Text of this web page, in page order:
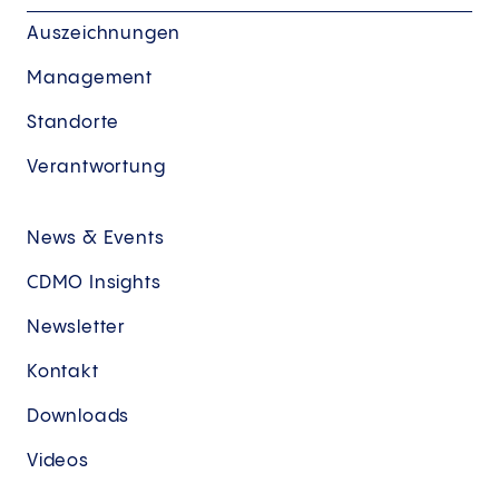
Auszeichnungen
Management
Standorte
Verantwortung
News & Events
CDMO Insights
Newsletter
Kontakt
Downloads
Videos